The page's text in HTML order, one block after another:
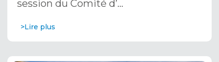
session du Comité d’…
>Lire plus